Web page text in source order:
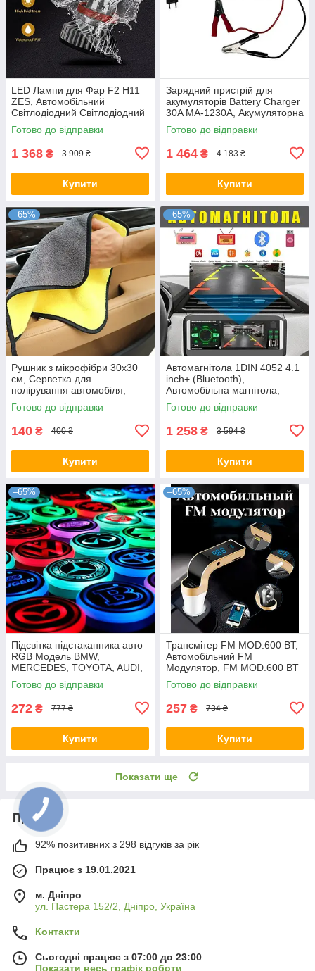
LED Лампи для Фар F2 H11
ZES, Автомобільний
Світлодіодний Світлодіодний
Світло
Готово до відправки
1 368 ₴ 3 909 ₴
Купити
Зарядний пристрій для
акумуляторів Battery Charger
30A MA-1230A, Акумуляторна
зарядка для авто
Готово до відправки
1 464 ₴ 4 183 ₴
Купити
–65%
Рушник з мікрофібри 30х30
см, Серветка для
полірування автомобіля,
Двосторонній рушник з
мікрофібри, Двосторонній
Готово до відправки
140 ₴ 400 ₴
Купити
–65%
Автомагнітола 1DIN 4052 4.1
inch+ (Bluetooth),
Автомобільна магнітола,
Магнітофон в машину
Готово до відправки
1 258 ₴ 3 594 ₴
Купити
–65%
Підсвітка підстаканника авто
RGB Модель BMW,
MERCEDES, TOYOTA, AUDI,
LED підсвітка в машину
Готово до відправки
272 ₴ 777 ₴
Купити
–65%
Трансмітер FM MOD.600 BT,
Автомобільний FM
Модулятор, FM MOD.600 BT
Готово до відправки
257 ₴ 734 ₴
Купити
Показати ще
Про нас
92% позитивних з 298 відгуків за рік
Працює з 19.01.2021
м. Дніпро
ул. Пастера 152/2, Дніпро, Україна
Контакти
Сьогодні працює з 07:00 до 23:00
Показати весь графік роботи